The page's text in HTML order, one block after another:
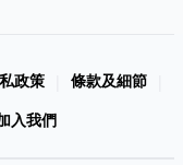
政策 條款及細節
入我們